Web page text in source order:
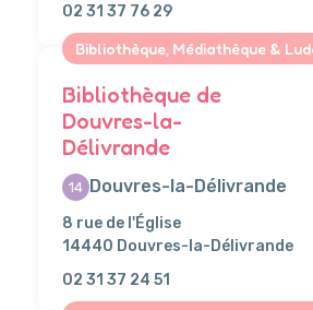
02 31 37 76 29
Bibliothèque, Médiathèque &
Bibliothèque de
Douvres-la-
Délivrande
14 Douvres-la-Délivrande
8 rue de l'Église
14440 Douvres-la-Délivrande
02 31 37 24 51